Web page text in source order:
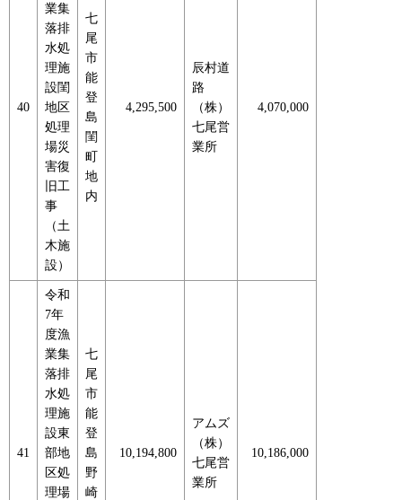
40
業集
落排
水処
理施
設閨
地区
処理
場災
害復
旧工
事
（土
木施
設）
七
尾
市
能
登
島
閨
町
地
内
4,295,500
辰村道
路
（株）
七尾営
業所
4,070,000
41
令和
7年
度漁
業集
落排
水処
理施
設東
部地
区処
理場
七
尾
市
能
登
島
野
崎
10,194,800
アムズ
（株）
七尾営
業所
10,186,000